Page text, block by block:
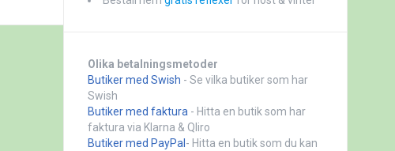
Olika betalningsmetoder
Butiker med Swish - Se vilka butiker som har
Swish
Butiker med faktura- Hitta en butik som har
faktura via Klarna & Qliro
Butiker med PayPal - Hitta en butik som du kan